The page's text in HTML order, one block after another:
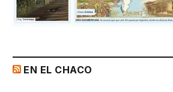
EN EL CHACO